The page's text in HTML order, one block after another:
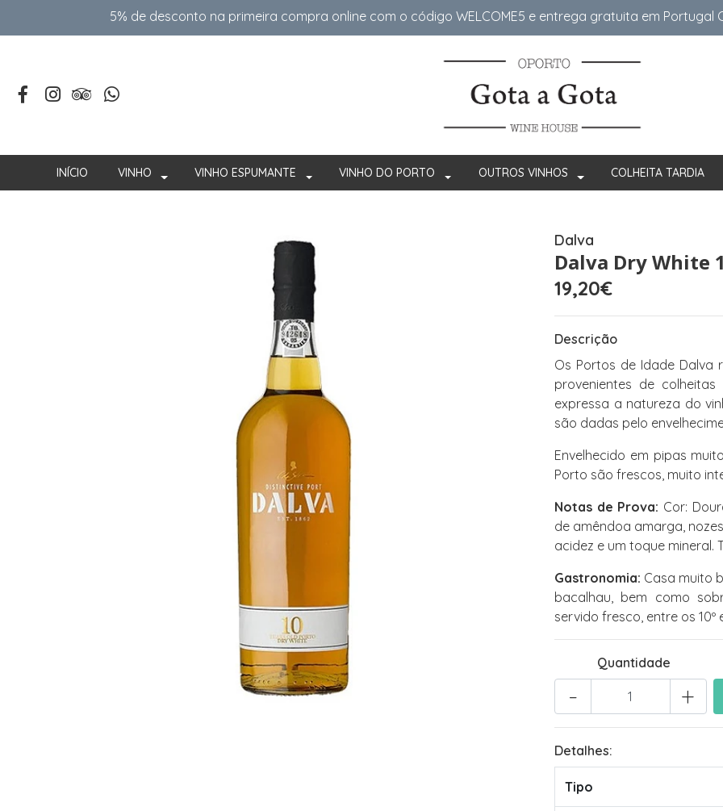
5% de desconto na primeira compra online com o código WELCOME5 e entrega gratuita em Portugal
INÍCIO VINHO VINHO ESPUMANTE VINHO DO PORTO OUTROS VINHOS COLHEITA TARDIA
Dalva
Dalva Dry White
19,20€
Descrição
Os Portos de Idade Dalva
provenientes de
expressa a natureza do
são dadas pelo
Envelhecido em pipas
Porto são frescos, muito
Notas de Prova: Cor:
de amêndoa amarga,
acidez e um toque mineral.
Gastronomia: Casa muito
bacalhau, bem como
servido fresco, entre os 10º
Quantidade
+
-
Detalhes:
Tipo